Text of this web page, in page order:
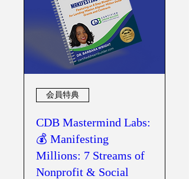
会員特典
CDB Mastermind Labs:
💰 Manifesting
Millions: 7 Streams of
Nonprofit & Social